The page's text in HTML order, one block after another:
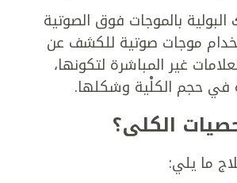
البولية بالموجات فوق الصوتية
موجات صوتية للكشف عن
غير المباشرة لتكونها،
في حجم الكلْية وشكلها.
الكلى؟
ما يلي: